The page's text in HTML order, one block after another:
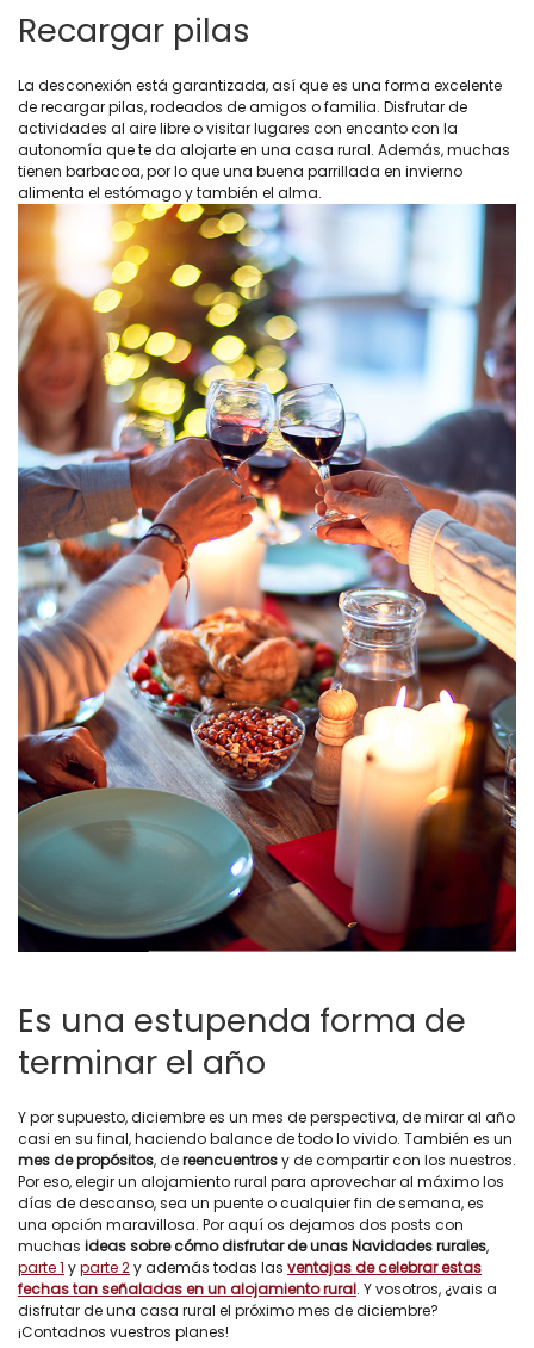
Recargar pilas
La desconexión está garantizada, así que es una forma excelente
de recargar pilas, rodeados de amigos o familia. Disfrutar de
actividades al aire libre o visitar lugares con encanto con la
autonomía que te da alojarte en una casa rural. Además, muchas
tienen barbacoa, por lo que una buena parrillada en invierno
alimenta el estómago y también el alma.
Es una estupenda forma de
terminar el año
Y por supuesto, diciembre es un mes de perspectiva, de mirar al año
casi en su final, haciendo balance de todo lo vivido. También es un
mes de propósitos, dereencuentrosy de compartir con los nuestros.
Por eso, elegir un alojamiento rural para aprovechar al máximo los
días de descanso, sea un puente o cualquier fin de semana, es
una opción maravillosa. Por aquí os dejamos dos posts con
muchas ideas sobre cómo disfrutar de unas Navidades rurales,
parte 1 yparte 2y además todas las ventajas de celebrar estas
fechas tan señaladas en un alojamiento rural. Y vosotros, ¿vais a
disfrutar de una casa rural el próximo mes de diciembre?
¡Contadnos vuestros planes!